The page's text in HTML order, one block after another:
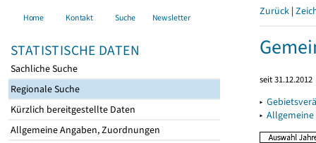
Home Kontakt Suche Newsletter
STATISTISCHE DATEN
Sachliche Suche
Regionale Suche
Kürzlich bereitgestellte Daten
Allgemeine Angaben, Zuordnungen
Zurück |
seit 31.12.2012
▸
▸